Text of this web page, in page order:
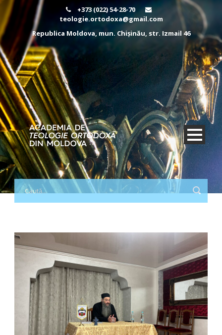
+373 (022) 54-28-70
teologie.ortodoxa@gmail.com
Republica Moldova, mun. Chișinău, str. Izmail 46